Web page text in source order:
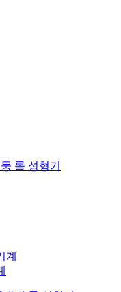
롤 성형기